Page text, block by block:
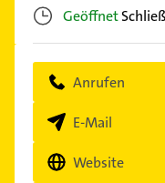
Geöffnet
Anrufen
E-Mail
Website